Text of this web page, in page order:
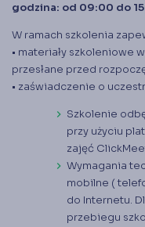
godzina: od 09:00 do
W ramach szkolenia
• materiały szkoleniowe
przesłane przed
• zaświadczenie o
Szkolenie
przy użyciu
zajęć
Wymagania
mobilne (
do Internetu.
przebiegu